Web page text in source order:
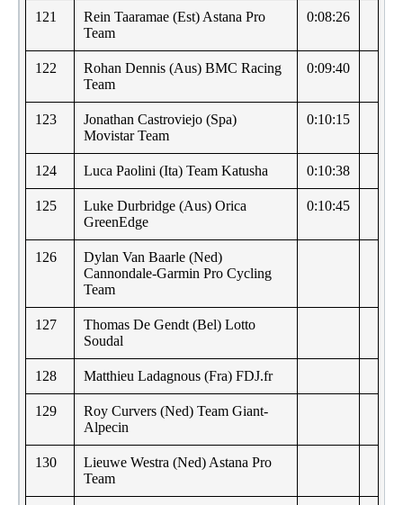
121
Rein Taaramae (Est) Astana Pro
Team
0:08:26
122
Rohan Dennis (Aus) BMC Racing
Team
0:09:40
123
Jonathan Castroviejo (Spa)
Movistar Team
0:10:15
124 Luca Paolini (Ita) Team Katusha 0:10:38
125
Luke Durbridge (Aus) Orica
GreenEdge
0:10:45
126
Dylan Van Baarle (Ned)
Cannondale-Garmin Pro Cycling
Team
127
Thomas De Gendt (Bel) Lotto
Soudal
128 Matthieu Ladagnous (Fra) FDJ.fr
129
Roy Curvers (Ned) Team Giant-
Alpecin
130
Lieuwe Westra (Ned) Astana Pro
Team